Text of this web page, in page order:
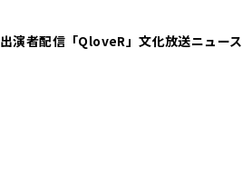
出演者配信「QloveR」文化放送ニュース